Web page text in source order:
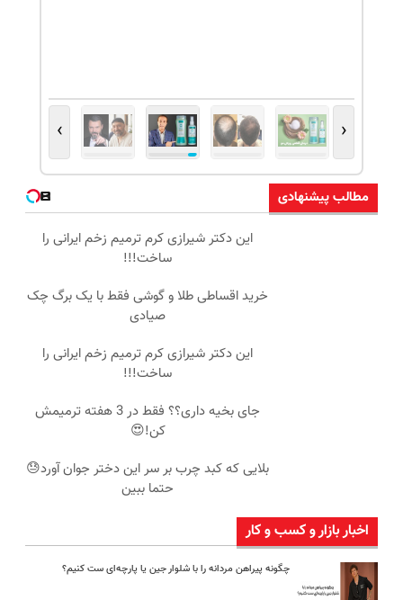
‹
›
مطالب پیشنهادی
این دکتر شیرازی کرم ترمیم زخم ایرانی را
ساخت!!!
خرید اقساطی طلا و گوشی فقط با یک برگ چک
صیادی
این دکتر شیرازی کرم ترمیم زخم ایرانی را
ساخت!!!
جای بخیه داری؟؟ فقط در 3 هفته ترمیمش
کن!😍
بلایی که کبد چرب بر سر این دختر جوان آورد😓
حتما ببین
اخبار بازار و کسب و کار
چگونه پیراهن مردانه را با شلوار جین یا پارچه‌ای ست کنیم؟